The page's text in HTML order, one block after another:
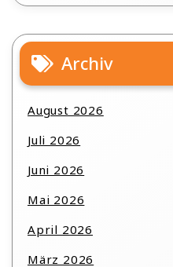
Archiv
August 2026
Juli 2026
Juni 2026
Mai 2026
April 2026
März 2026